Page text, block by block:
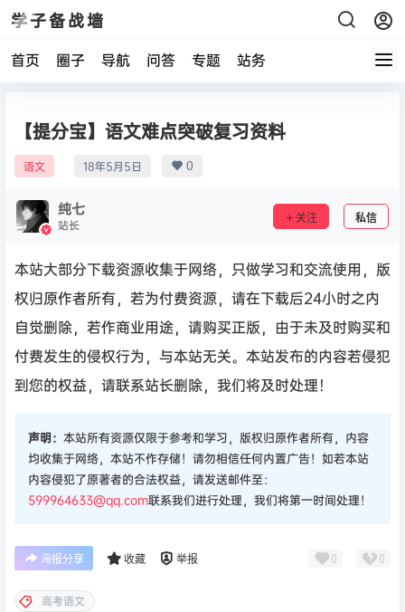
学子备战墙
首页 圈子 导航 问答 专题 站务
【提分宝】语文难点突破复习资料
语文 18年5月5日 0
纯七
站长 关注 私信
本站大部分下载资源收集于网络，只做学习和交流使用，版
权归原作者所有，若为付费资源，请在下载后24小时之内
自觉删除，若作商业用途，请购买正版，由于未及时购买和
付费发生的侵权行为，与本站无关。本站发布的内容若侵犯
到您的权益，请联系站长删除，我们将及时处理！
声明： 本站所有资源仅限于参考和学习，版权归原作者所有，内容
均收集于网络，本站不作存储！请勿相信任何内置广告！如若本站
内容侵犯了原著者的合法权益，请发送邮件至：
599964633@qq.com联系我们进行处理，我们将第一时间处理！
海报分享 收藏 举报 0 0
高考语文